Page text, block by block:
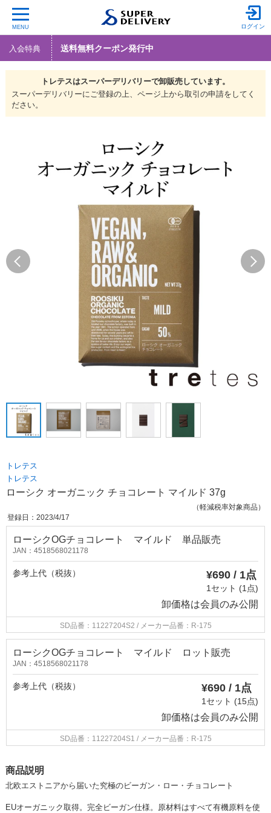
MENU ログイン
入会特典 送料無料クーポン発行中
トレテスはスーパーデリバリーで卸販売しています。
スーパーデリバリーにご登録の上、ページ上から取引の申請をしてく
ださい。
トレテス
トレテス
ローシク オーガニック チョコレート マイルド 37g
（軽減税率対象商品）
登録日：2023/4/17
ローシクOGチョコレート マイルド 単品販売
JAN：4518568021178
参考上代（税抜） ¥690 / 1点
1セット (1点)
卸価格は会員のみ公開
SD品番：11227204S2 / メーカー品番：R-175
ローシクOGチョコレート マイルド ロット販売
JAN：4518568021178
参考上代（税抜） ¥690 / 1点
1セット (15点)
卸価格は会員のみ公開
SD品番：11227204S1 / メーカー品番：R-175
商品説明
北欧エストニアから届いた究極のビーガン・ロー・チョコレート
EUオーガニック取得。完全ビーガン仕様。原材料はすべて有機原料を使